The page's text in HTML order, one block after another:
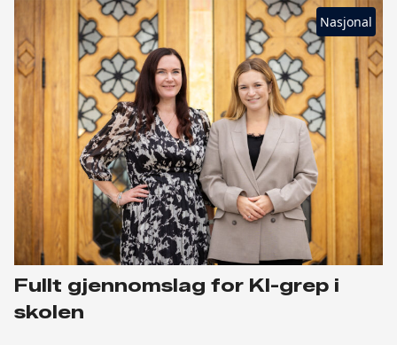
Nasjonal
Fullt gjennomslag for KI-grep i
skolen